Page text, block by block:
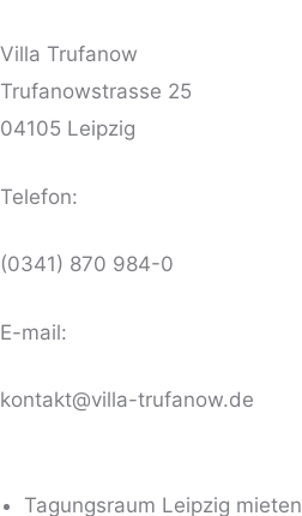
Villa Trufanow
Trufanowstrasse 25
04105 Leipzig
Telefon:
(0341) 870 984-0
E-mail:
kontakt@villa-trufanow.de
Tagungsraum Leipzig mieten